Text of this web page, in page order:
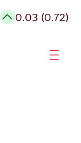
0.03 (0.72)